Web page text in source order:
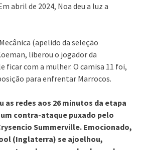
abril de 2024, Noa deu a luz a
(apelido da seleção
liberou o jogador da
ficar com a mulher. O camisa 11 foi,
para enfrentar Marrocos.
as redes aos 26 minutos da etapa
contra-ataque puxado pelo
Summerville. Emocionado,
(Inglaterra) se ajoelhou,